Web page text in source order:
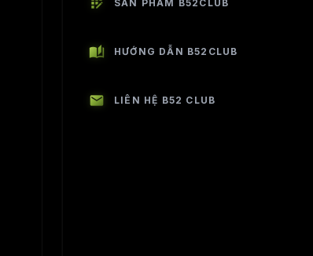
app_registration SẢN PHẨM B52CLUB
auto_stories HƯỚNG DẪN B52CLUB
mail LIÊN HỆ B52 CLUB